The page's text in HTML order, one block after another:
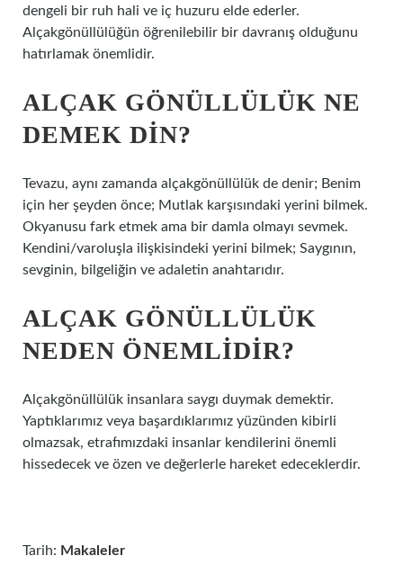
dengeli bir ruh hali ve iç huzuru elde ederler.
Alçakgönüllülüğün öğrenilebilir bir davranış olduğunu
hatırlamak önemlidir.
ALÇAK GÖNÜLLÜLÜK NE
DEMEK DIN?
Tevazu, aynı zamanda alçakgönüllülük de denir; Benim
için her şeyden önce; Mutlak karşısındaki yerini bilmek.
Okyanusu fark etmek ama bir damla olmayı sevmek.
Kendini/varoluşla ilişkisindeki yerini bilmek; Saygının,
sevginin, bilgeliğin ve adaletin anahtarıdır.
ALÇAK GÖNÜLLÜLÜK
NEDEN ÖNEMLIDIR?
Alçakgönüllülük insanlara saygı duymak demektir.
Yaptıklarımız veya başardıklarımız yüzünden kibirli
olmazsak, etrafımızdaki insanlar kendilerini önemli
hissedecek ve özen ve değerlerle hareket edeceklerdir.
Tarih: Makaleler